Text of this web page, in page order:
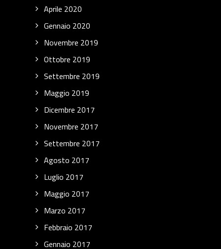
Aprile 2020
Gennaio 2020
Novembre 2019
Ottobre 2019
Settembre 2019
Maggio 2019
Dicembre 2017
Novembre 2017
Settembre 2017
Agosto 2017
Luglio 2017
Maggio 2017
Marzo 2017
Febbraio 2017
Gennaio 2017